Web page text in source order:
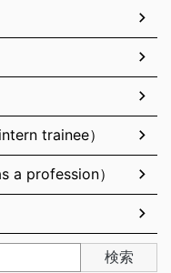
trainee）
a profession）
検索